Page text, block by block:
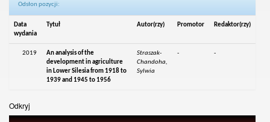
Odsłon pozycji:
Data
wydania
Tytuł Autor(rzy) Promotor Redaktor(rzy)
2019
An analysis of the
development in agriculture
in Lower Silesia from 1918 to
1939 and 1945 to 1956
Straszak-
Chandoha,
Sylwia
- -
Odkryj